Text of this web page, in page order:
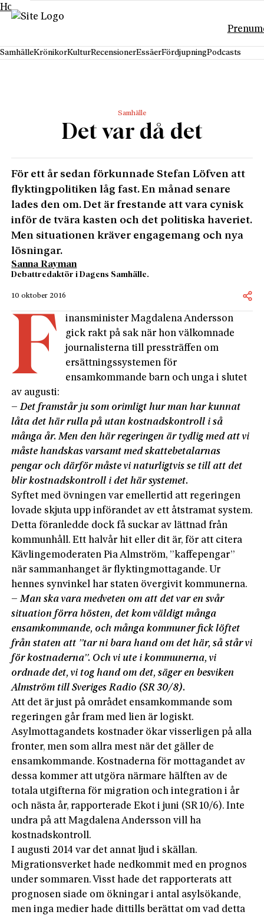
Hoppa till innehåll
SamhälleKrönikorKulturRecensionerEssäerFördjupningPodcasts
Samhälle
Det var då det
För ett år sedan förkunnade Stefan Löfven att
flyktingpolitiken låg fast. En månad senare
lades den om. Det är frestande att vara cynisk
inför de tvära kasten och det politiska haveriet.
Men situationen kräver engagemang och nya
lösningar.
Sanna Rayman
Debattredaktör i Dagens Samhälle.
10 oktober 2016
F
inansminister Magdalena Andersson
gick rakt på sak när hon välkomnade
journalisterna till pressträffen om
ersättningssystemen för
ensamkommande barn och unga i slutet
av augusti:
– Det framstår ju som orimligt hur man har kunnat
låta det här rulla på utan kostnadskontroll i så
många år. Men den här regeringen är tydlig med att vi
måste handskas varsamt med skattebetalarnas
pengar och därför måste vi naturligtvis se till att det
blir kostnadskontroll i det här systemet.
Syftet med övningen var emellertid att regeringen
lovade skjuta upp införandet av ett åtstramat system.
Detta föranledde dock få suckar av lättnad från
kommunhåll. Ett halvår hit eller dit är, för att citera
Kävlingemoderaten Pia Almström, ”kaffepengar”
när sammanhanget är flyktingmottagande. Ur
hennes synvinkel har staten övergivit kommunerna.
– Man ska vara medveten om att det var en svår
situation förra hösten, det kom väldigt många
ensamkommande, och många kommuner fick löftet
från staten att ”tar ni bara hand om det här, så står vi
för kostnaderna”. Och vi ute i kommunerna, vi
ordnade det, vi tog hand om det, säger en besviken
Almström till Sveriges Radio (SR 30/8).
Att det är just på området ensamkommande som
regeringen går fram med lien är logiskt.
Asylmottagandets kostnader ökar visserligen på alla
fronter, men som allra mest när det gäller de
ensamkommande. Kostnaderna för mottagandet av
dessa kommer att utgöra närmare hälften av de
totala utgifterna för migration och integration i år
och nästa år, rapporterade Ekot i juni (SR 10/6). Inte
undra på att Magdalena Andersson vill ha
kostnadskontroll.
I augusti 2014 var det annat ljud i skällan.
Migrationsverket hade nedkommit med en prognos
under sommaren. Visst hade det rapporterats att
prognosen siade om ökningar i antal asylsökande,
men inga medier hade dittills berättat om vad detta